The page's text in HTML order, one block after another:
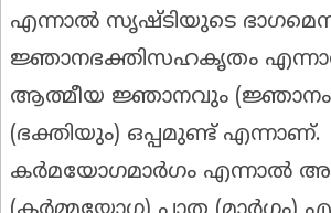
എന്നാൽ സൃഷ്ടിയുടെ
ജ്ഞാനഭക്തിസഹകൃതം
ആത്മീയ ജ്ഞാനവും
(ഭക്തിയും) ഒപ്പമുണ്ട് എന്നാണ്.
കർമയോഗമാർഗം എന്നാൽ